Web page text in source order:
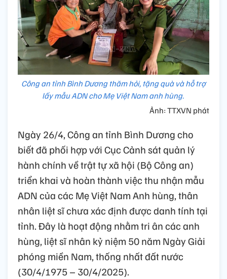
Công an tỉnh Bình Dương thăm hỏi, tặng quà và hỗ trợ
lấy mẫu ADN cho Mẹ Việt Nam anh hùng.
Ảnh: TTXVN phát
Ngày 26/4, Công an tỉnh Bình Dương cho
biết đã phối hợp với Cục Cảnh sát quản lý
hành chính về trật tự xã hội (Bộ Công an)
triển khai và hoàn thành việc thu nhận mẫu
ADN của các Mẹ Việt Nam Anh hùng, thân
nhân liệt sĩ chưa xác định được danh tính tại
tỉnh. Đây là hoạt động nhằm tri ân các anh
hùng, liệt sĩ nhân kỷ niệm 50 năm Ngày Giải
phóng miền Nam, thống nhất đất nước
(30/4/1975 – 30/4/2025).